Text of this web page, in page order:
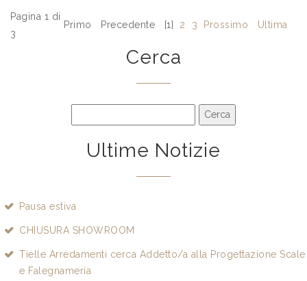
Pagina 1 di
3
Primo Precedente [1] 2 3 Prossimo Ultima
Cerca
Ultime Notizie
Pausa estiva
CHIUSURA SHOWROOM
Tielle Arredamenti cerca Addetto/a alla Progettazione Scale
e Falegnameria